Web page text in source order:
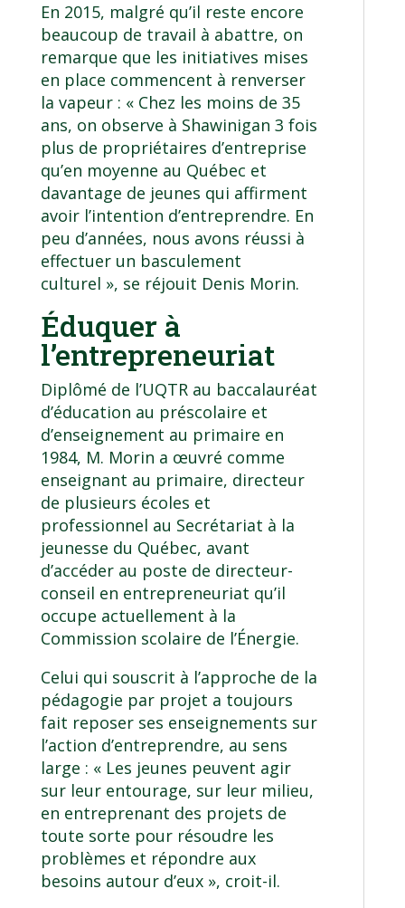
En 2015, malgré qu’il reste encore
beaucoup de travail à abattre, on
remarque que les initiatives mises
en place commencent à renverser
la vapeur : « Chez les moins de 35
ans, on observe à Shawinigan 3 fois
plus de propriétaires d’entreprise
qu’en moyenne au Québec et
davantage de jeunes qui affirment
avoir l’intention d’entreprendre. En
peu d’années, nous avons réussi à
effectuer un basculement
culturel », se réjouit Denis Morin.
Éduquer à
l’entrepreneuriat
Diplômé de l’UQTR au baccalauréat
d’éducation au préscolaire et
d’enseignement au primaire en
1984, M. Morin a œuvré comme
enseignant au primaire, directeur
de plusieurs écoles et
professionnel au Secrétariat à la
jeunesse du Québec, avant
d’accéder au poste de directeur-
conseil en entrepreneuriat qu’il
occupe actuellement à la
Commission scolaire de l’Énergie.
Celui qui souscrit à l’approche de la
pédagogie par projet a toujours
fait reposer ses enseignements sur
l’action d’entreprendre, au sens
large : « Les jeunes peuvent agir
sur leur entourage, sur leur milieu,
en entreprenant des projets de
toute sorte pour résoudre les
problèmes et répondre aux
besoins autour d’eux », croit-il.